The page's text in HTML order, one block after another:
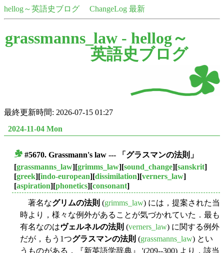
hellog～英語史ブログ ChangeLog 最新
grassmanns_law - hellog～
英語史ブログ
最終更新時間: 2026-07-15 01:27
2024-11-04 Mon
#5670. Grassmann's law --- 「グラスマンの法則」
[grassmanns_law][grimms_law][sound_change][sanskrit]
[greek][indo-european][dissimilation][verners_law]
[aspiration][phonetics][consonant]
著名なグリムの法則 (grimms_law) には，提案された当
時より，様々な例外があることが気づかれていた．最も
有名なのはヴェルネルの法則 (verners_law) に関する例外
だが，もう1つグラスマンの法則 (grassmanns_law) とい
うものがある．『新英語学辞典』 '(209--300) より，該当